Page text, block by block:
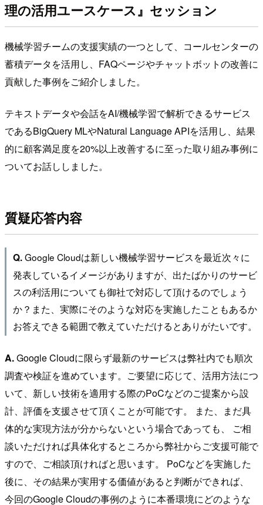
理の活用ユースケース』セッション
機械学習チームの支援実績の一つとして、コールセンターの
蓄積データを活用し、FAQページやチャットボットの改善に
貢献した事例をご紹介しました。
テキストデータや会話をAI/機械学習で解析できるサービス
であるBigQuery MLやNatural Language APIを活用し、結果
的に顧客満足度を20%以上改善するに至った取り組み事例に
ついてお話ししました。
質疑応答内容
Q.Google Cloudは新しい機械学習サービスを最近次々に
発表しているイメージがありますが、出たばかりのサービ
スの利活用についても御社で対応して頂けるのでしょう
か？また、実際にそのような対応を実施したこともあるか
お答えできる範囲で教えていただけるとありがたいです。
A.Google Cloudに限らず最新のサービスは弊社内でも順次
調査や検証を進めています。ご要望に応じて、活用方法につ
いて、新しい技術を適用する際のPoCなどのご提案から設
計、評価を支援させて頂くことが可能です。 また、まだ具
体的な実現方法が分からないという場合であっても、 ご相
談いただければ具体化するところから弊社からご支援可能で
すので、ご相談頂ければと思います。 PoCなどを実施した
後に、その結果が実用する価値があると判断ができれば、
今回のGoogle Cloudの事例のように本番環境にどのような